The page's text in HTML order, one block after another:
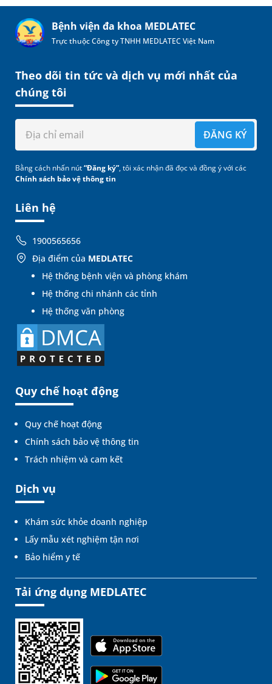
Bệnh viện đa khoa MEDLATEC
Trực thuộc Công ty TNHH MEDLATEC Việt Nam
Liên hệ
1900565656
Địa điểm của MEDLATEC
Hệ thống bệnh viện và phòng khám
Hệ thống chi nhánh các tỉnh
Hệ thống văn phòng
Quy chế hoạt động
Quy chế hoạt động
Chính sách bảo vệ thông tin
Trách nhiệm và cam kết
Dịch vụ
Khám sức khỏe doanh nghiệp
Lấy mẫu xét nghiệm tận nơi
Bảo hiểm y tế
Theo dõi tin tức và dịch vụ mới nhất của
chúng tôi
ĐĂNG KÝ
Bằng cách nhấn nút“Đăng ký”, tôi xác nhận đã đọc và đồng ý với các
Chính sách bảo vệ thông tin
Tải ứng dụng MEDLATEC